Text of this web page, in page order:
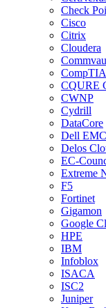
Check
Cisco
Citrix
Cloudera
CompTIA
CQURE
CWNP
Cydrill
DataCore
Dell EMC
Delos
EC-
Extreme
F5
Fortinet
Gigamon
Google
HPE
IBM
Infoblox
ISACA
ISC2
Juniper